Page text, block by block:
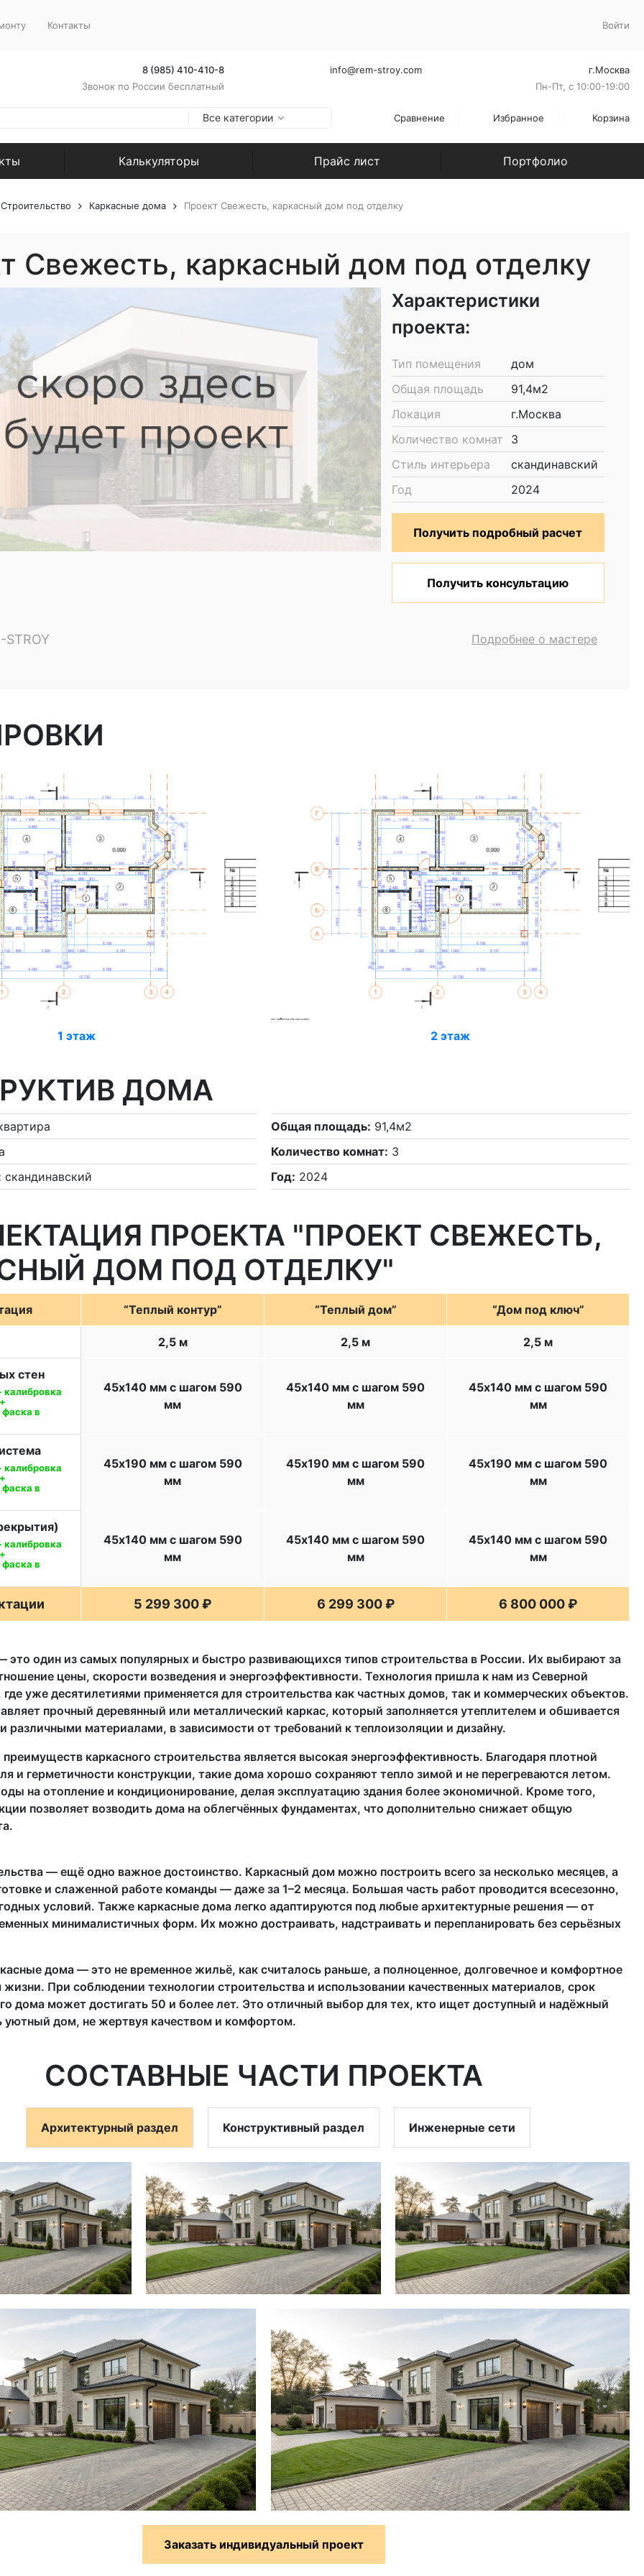
Контакты Войти
8 (985) 410-410-8
Звонок по России бесплатный
info@rem-stroy.com
г.Москва
Пн-Пт, с 10:00-19:00
Все категории Сравнение Избранное Корзина
Калькуляторы Прайс лист Портфолио
Строительство Каркасные дома Проект Свежесть, каркасный дом под отделку
Свежесть, каркасный дом под отделку
Характеристики
проекта:
Тип помещения
дом
Общая площадь
91,4м2
Локация
г.Москва
Количество комнат
3
Стиль интерьера
скандинавский
Год
2024
Получить подробный расчет
Получить консультацию
STROY Подробнее о мастере
1 этаж 2 этаж
ДОМА
Общая площадь: 91,4м2
Количество комнат: 3
скандинавский Год: 2024
ПРОЕКТА "ПРОЕКТ СВЕЖЕСТЬ,
ДОМ ПОД ОТДЕЛКУ"
“Теплый контур” “Теплый дом” “Дом под ключ”
2,5 м 2,5 м 2,5 м
стен
в
45х140 мм с шагом 590
мм
45х140 мм с шагом 590
мм
45х140 мм с шагом 590
мм
в
45х190 мм с шагом 590
мм
45х190 мм с шагом 590
мм
45х190 мм с шагом 590
мм
в
45х140 мм с шагом 590
мм
45х140 мм с шагом 590
мм
45х140 мм с шагом 590
мм
5 299 300 ₽ 6 299 300 ₽ 6 800 000 ₽
это один из самых популярных и быстро развивающихся типов строительства в России. Их выбирают за
цены, скорости возведения и энергоэффективности. Технология пришла к нам из Северной
уже десятилетиями применяется для строительства как частных домов, так и коммерческих объектов.
прочный деревянный или металлический каркас, который заполняется утеплителем и обшивается
различными материалами, в зависимости от требований к теплоизоляции и дизайну.
каркасного строительства является высокая энергоэффективность. Благодаря плотной
и герметичности конструкции, такие дома хорошо сохраняют тепло зимой и не перегреваются летом.
на отопление и кондиционирование, делая эксплуатацию здания более экономичной. Кроме того,
позволяет возводить дома на облегчённых фундаментах, что дополнительно снижает общую
— ещё одно важное достоинство. Каркасный дом можно построить всего за несколько месяцев, а
и слаженной работе команды — даже за 1–2 месяца. Большая часть работ проводится всесезонно,
условий. Также каркасные дома легко адаптируются под любые архитектурные решения — от
минималистичных форм. Их можно достраивать, надстраивать и перепланировать без серьёзных
дома — это не временное жильё, как считалось раньше, а полноценное, долговечное и комфортное
жизни. При соблюдении технологии строительства и использовании качественных материалов, срок
дома может достигать 50 и более лет. Это отличный выбор для тех, кто ищет доступный и надёжный
уютный дом, не жертвуя качеством и комфортом.
СОСТАВНЫЕ ЧАСТИ ПРОЕКТА
Архитектурный раздел Конструктивный раздел Инженерные сети
Заказать индивидуальный проект